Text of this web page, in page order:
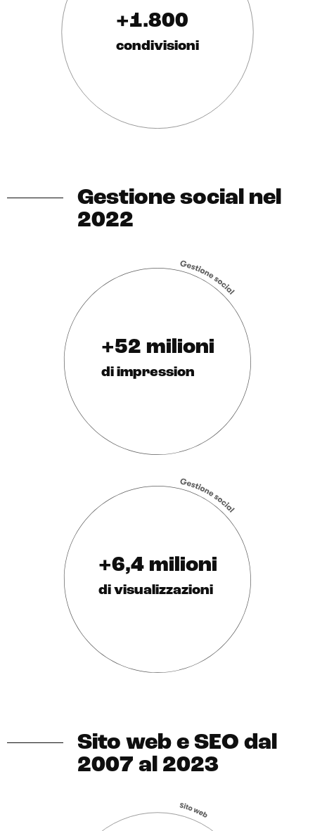
+1.800
condivisioni
Gestione social nel
2022
+52 milioni
di impression
+6,4 milioni
di visualizzazioni
Sito web e SEO dal
2007 al 2023